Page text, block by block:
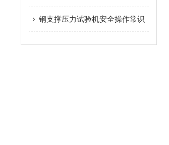
钢支撑压力试验机安全操作常识